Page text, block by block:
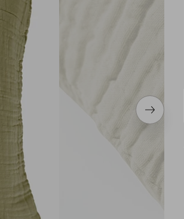
Następny
produkt